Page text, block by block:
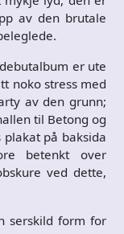
av den brutale
er ute
noko stress med
av den grunn;
til Betong og
på baksida
betenkt over
ved dette,
serskild form for